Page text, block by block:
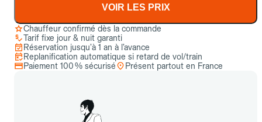
VOIR LES PRIX
Chauffeur confirmé dès la commande
Tarif fixe jour & nuit garanti
Réservation jusqu’à 1 an à l’avance
Replanification automatique si retard de vol/train
Paiement 100 % sécurisé
Présent partout en France